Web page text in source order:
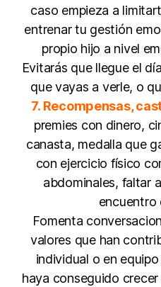
caso empieza a
entrenar tu gestión
propio hijo a nivel
Evitarás que llegue el
que vayas a verle, o
7. Recompensas,
premies con dinero,
canasta, medalla que
con ejercicio físico
abdominales, faltar
encuentro
Fomenta
valores que han
individual o en
haya conseguido